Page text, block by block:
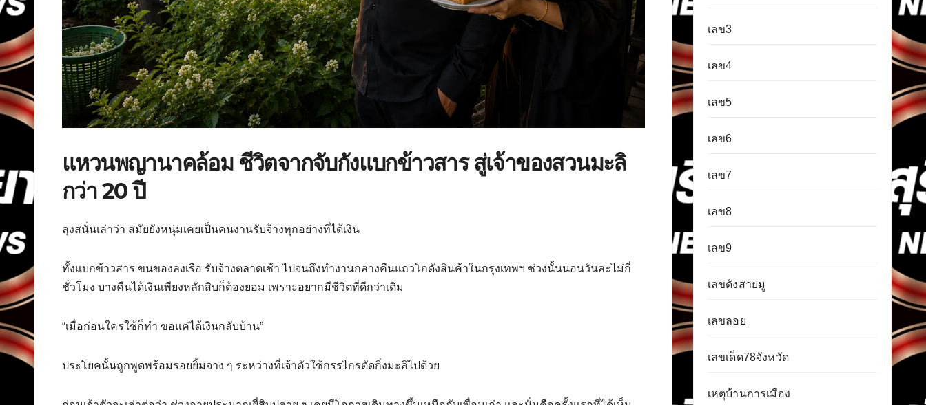
แหวนพญานาคล้อม ชีวิตจากจับกังแบกข้าวสาร สู่เจ้าของสวนมะลิ
กว่า 20 ปี
ลุงสนั่นเล่าว่า สมัยยังหนุ่มเคยเป็นคนงานรับจ้างทุกอย่างที่ได้เงิน
ทั้งแบกข้าวสาร ขนของลงเรือ รับจ้างตลาดเช้า ไปจนถึงทำงานกลางคืนแถวโกดังสินค้าในกรุงเทพฯ ช่วงนั้นนอนวันละไม่กี่
ชั่วโมง บางคืนได้เงินเพียงหลักสิบก็ต้องยอม เพราะอยากมีชีวิตที่ดีกว่าเดิม
“เมื่อก่อนใครใช้ก็ทำ ขอแค่ได้เงินกลับบ้าน”
ประโยคนั้นถูกพูดพร้อมรอยยิ้มจาง ๆ ระหว่างที่เจ้าตัวใช้กรรไกรตัดกิ่งมะลิไปด้วย
เลข3
เลข4
เลข5
เลข6
เลข7
เลข8
เลข9
เลขดังสายมู
เลขลอย
เลขเด็ด78จังหวัด
เหตุบ้านการเมือง